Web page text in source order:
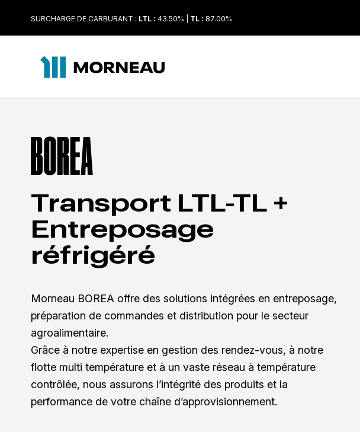
SURCHARGE DE CARBURANT : LTL : 43.50% | TL : 87.00%
Transport LTL-TL +
Entreposage
réfrigéré
Morneau BOREA offre des solutions intégrées en entreposage,
préparation de commandes et distribution pour le secteur
agroalimentaire.
Grâce à notre expertise en gestion des rendez-vous, à notre
flotte multi température et à un vaste réseau à température
contrôlée, nous assurons l’intégrité des produits et la
performance de votre chaîne d’approvisionnement.